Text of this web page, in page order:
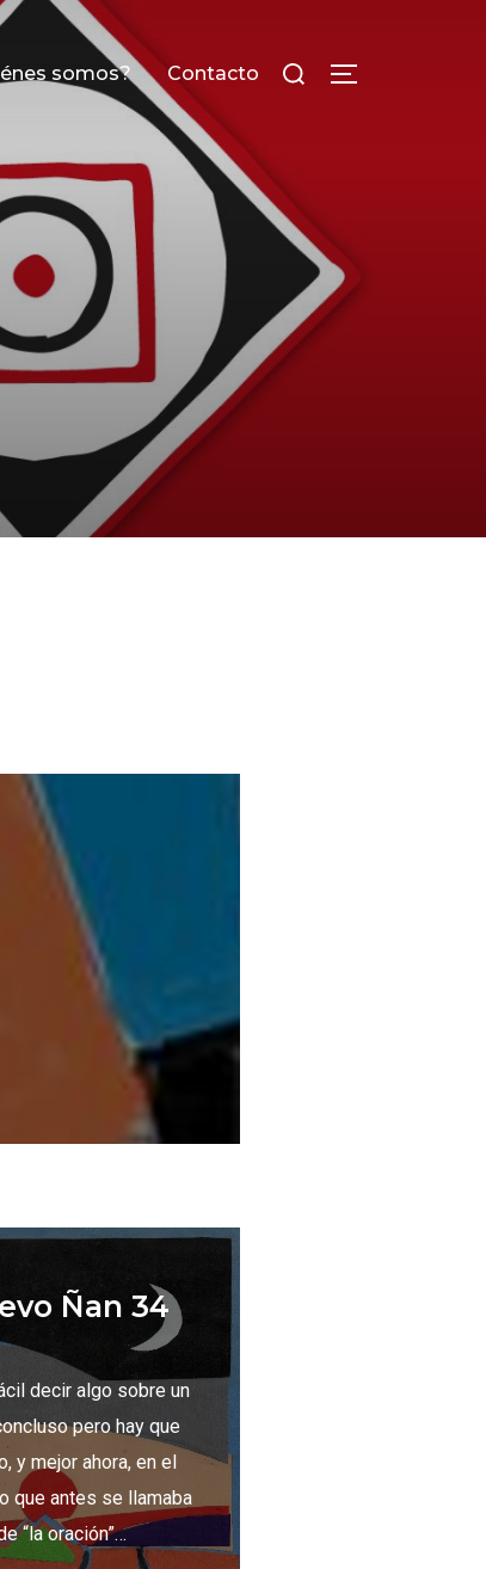
somos? Contacto
Ñan 34
decir algo sobre un
pero hay que
y mejor ahora, en el
que antes se llamaba
“la oración”…